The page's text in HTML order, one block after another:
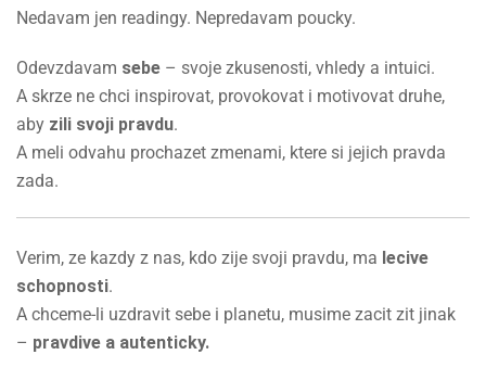
Nedavam jen readingy. Nepredavam poucky.
Odevzdavam sebe – svoje zkusenosti, vhledy a intuici.
A skrze ne chci inspirovat, provokovat i motivovat druhe,
aby zili svoji pravdu.
A meli odvahu prochazet zmenami, ktere si jejich pravda
zada.
Verim, ze kazdy z nas, kdo zije svoji pravdu, ma lecive
schopnosti.
A chceme-li uzdravit sebe i planetu, musime zacit zit jinak
– pravdive a autenticky.